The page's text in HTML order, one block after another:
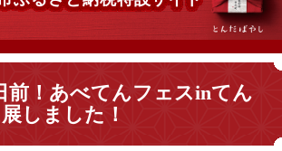
前！あべてんフェスinてん
しました！